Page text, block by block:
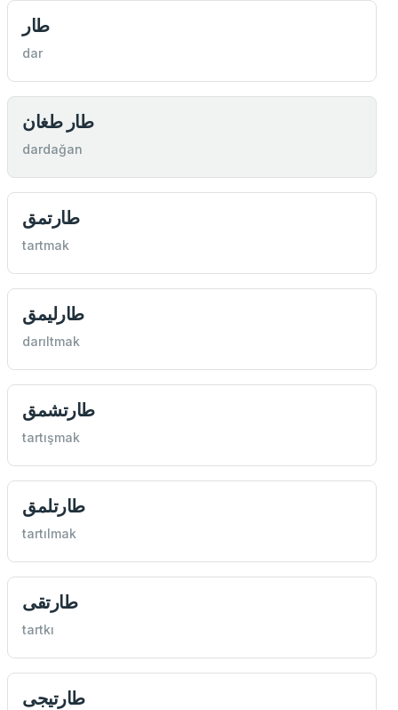
طار
dar
طار طغان
dardağan
طارتمق
tartmak
طارليمق
darıltmak
طارتشمق
tartışmak
طارتلمق
tartılmak
طارتقی
tartkı
طارتيجی